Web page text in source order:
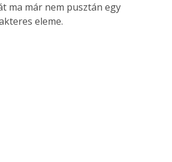
ma már nem pusztán egy
eleme.